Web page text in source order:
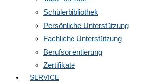
Schülerbibliothek
Persönliche Unterstützung
Fachliche Unterstützung
Berufsorientierung
Zertifikate
SERVICE